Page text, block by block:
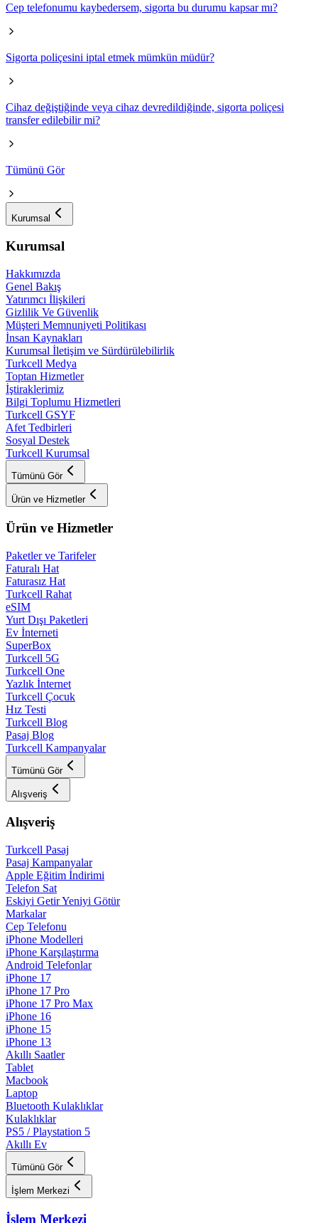
Cep telefonumu kaybedersem, sigorta bu durumu kapsar mı?
Sigorta poliçesini iptal etmek mümkün müdür?
Cihaz değiştiğinde veya cihaz devredildiğinde, sigorta poliçesi
transfer edilebilir mi?
Tümünü Gör
Kurumsal
Kurumsal
Hakkımızda
Genel Bakış
Yatırımcı İlişkileri
Gizlilik Ve Güvenlik
Müşteri Memnuniyeti Politikası
İnsan Kaynakları
Kurumsal İletişim ve Sürdürülebilirlik
Turkcell Medya
Toptan Hizmetler
İştiraklerimiz
Bilgi Toplumu Hizmetleri
Turkcell GSYF
Afet Tedbirleri
Sosyal Destek
Turkcell Kurumsal
Tümünü Gör
Ürün ve Hizmetler
Ürün ve Hizmetler
Paketler ve Tarifeler
Faturalı Hat
Faturasız Hat
Turkcell Rahat
eSIM
Yurt Dışı Paketleri
Ev İnterneti
SuperBox
Turkcell 5G
Turkcell One
Yazlık İnternet
Turkcell Çocuk
Hız Testi
Turkcell Blog
Pasaj Blog
Turkcell Kampanyalar
Tümünü Gör
Alışveriş
Alışveriş
Turkcell Pasaj
Pasaj Kampanyalar
Apple Eğitim İndirimi
Telefon Sat
Eskiyi Getir Yeniyi Götür
Markalar
Cep Telefonu
iPhone Modelleri
iPhone Karşılaştırma
Android Telefonlar
iPhone 17
iPhone 17 Pro
iPhone 17 Pro Max
iPhone 16
iPhone 15
iPhone 13
Akıllı Saatler
Tablet
Macbook
Laptop
Bluetooth Kulaklıklar
Kulaklıklar
PS5 / Playstation 5
Akıllı Ev
Tümünü Gör
İşlem Merkezi
İşlem Merkezi